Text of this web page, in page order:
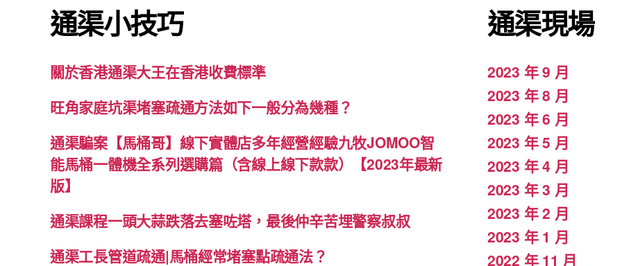
通渠小技巧
關於香港通渠大王在香港收費標準
旺角家庭坑渠堵塞疏通方法如下一般分為幾種？
通渠騙案【馬桶哥】線下實體店多年經營經驗九牧JOMOO智
能馬桶一體機全系列選購篇（含線上線下款款）【2023年最新
版】
通渠課程一頭大蒜跌落去塞咗塔，最後仲辛苦埋警察叔叔
通渠工長管道疏通|馬桶經常堵塞點疏通法？
通渠現場
2023 年 9 月
2023 年 8 月
2023 年 6 月
2023 年 5 月
2023 年 4 月
2023 年 3 月
2023 年 2 月
2023 年 1 月
2022 年 11 月